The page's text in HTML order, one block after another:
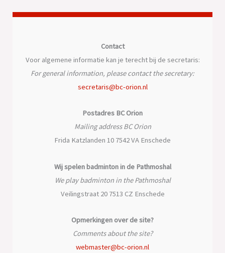
Contact
Voor algemene informatie kan je terecht bij de secretaris:
For general information, please contact the secretary:
secretaris@bc-orion.nl
Postadres BC Orion
Mailing address BC Orion
Frida Katzlanden 10 7542 VA Enschede
Wij spelen badminton in de Pathmoshal
We play badminton in the Pathmoshal
Veilingstraat 20 7513 CZ Enschede
Opmerkingen over de site?
Comments about the site?
webmaster@bc-orion.nl